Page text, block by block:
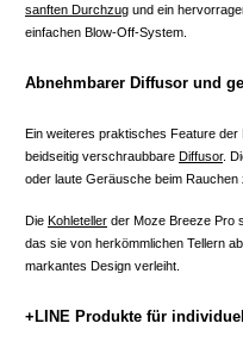
sanften Durchzug und ein
einfachen Blow-Off-System.
Abnehmbarer Diffusor und
Ein weiteres praktisches Feature
beidseitig verschraubbare Diffusor.
oder laute Geräusche beim Rauchen
Die Kohleteller der Moze Breeze Pro
das sie von herkömmlichen Tellern
markantes Design verleiht.
+LINE Produkte für